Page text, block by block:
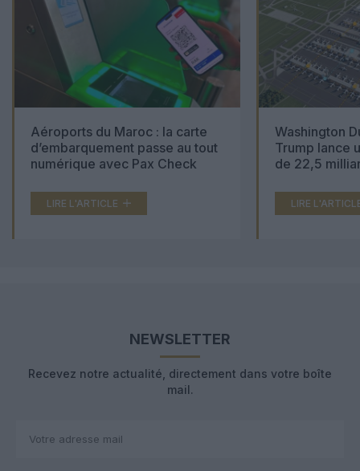
Aéroports du Maroc : la carte
d’embarquement passe au tout
numérique avec Pax Check
LIRE L'ARTICLE
Washington
Trump lance
de 22,5
LIRE
NEWSLETTER
Recevez notre actualité, directement dans votre boîte
mail.